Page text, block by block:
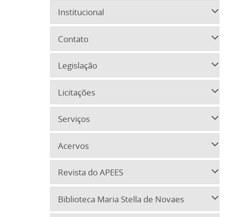
Institucional
Contato
Legislação
Licitações
Serviços
Acervos
Revista do APEES
Biblioteca Maria Stella de Novaes